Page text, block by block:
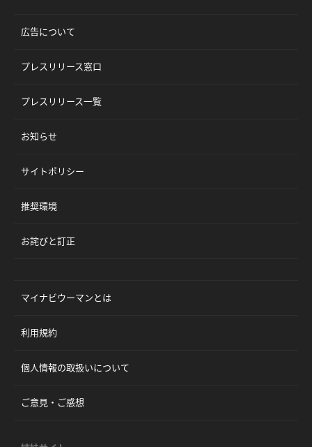
広告について
プレスリリース窓口
プレスリリース一覧
お知らせ
サイトポリシー
推奨環境
お詫びと訂正
マイナビウーマンとは
利用規約
個人情報の取扱いについて
ご意見・ご感想